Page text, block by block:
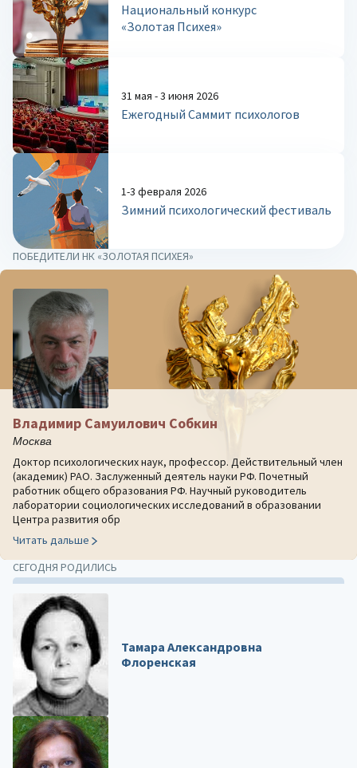
Национальный конкурс
«Золотая Психея»
31 мая - 3 июня 2026
Ежегодный Саммит психологов
1-3 февраля 2026
Зимний психологический фестиваль
ПОБЕДИТЕЛИ НК «ЗОЛОТАЯ ПСИХЕЯ»
Владимир Самуилович Собкин
Москва
Доктор психологических наук, профессор. Действительный член
(академик) РАО. Заслуженный деятель науки РФ. Почетный
работник общего образования РФ. Научный руководитель
лаборатории социологических исследований в образовании
Центра развития обр
Читать дальше
СЕГОДНЯ РОДИЛИСЬ
Тамара Александровна
Флоренская